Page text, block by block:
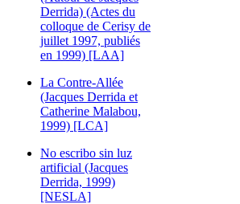
Derrida) (Actes du
colloque de Cerisy de
juillet 1997, publiés
en 1999) [LAA]
La Contre-Allée
(Jacques Derrida et
Catherine Malabou,
1999) [LCA]
No escribo sin luz
artificial (Jacques
Derrida, 1999)
[NESLA]